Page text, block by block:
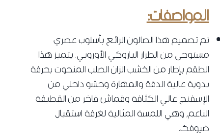
المواصفات:
تم تصميم هذا الصالون الرائع بأسلوب عصري
مستوحى من الطراز الباروكي الأوروبي. يتميز هذا
الطقم بإطار من الخشب الزان الصلب المنحوت بحرفة
يدوية عالية الدقة والمهارة وحشو داخلي من
الإسفنج عالي الكثافة وقماش فاخر من القطيفة
الناعم، وهي اللمسة المثالية لغرفة استقبال
ضيوفك.